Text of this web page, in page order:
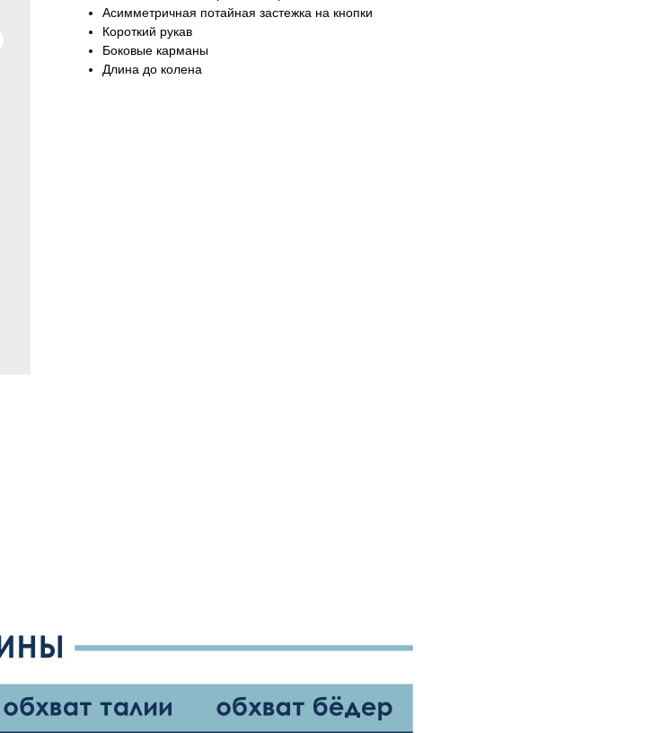
Асимметричная потайная застежка на кнопки
Короткий рукав
Боковые карманы
Длина до колена